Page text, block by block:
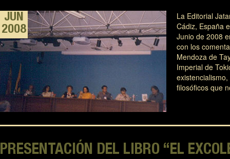
JUN
2008
La Editorial
Cádiz, España
Junio de 2008
con los
Mendoza de
Imperial de
filosóficos que
PRESENTACIÓN DEL LIBRO “EL